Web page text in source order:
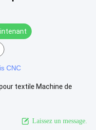
CNC
textile Machine de
Laissez un message.